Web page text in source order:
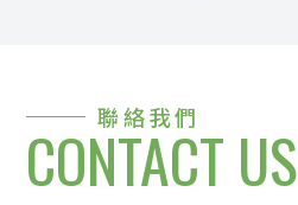
聯絡我們
CONTACT US